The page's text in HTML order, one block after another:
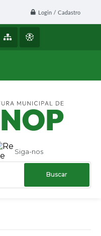
Login / Cadastro
Siga-nos